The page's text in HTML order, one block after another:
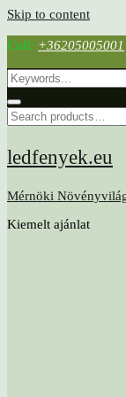
Skip to content
Call: +36205005001
ledfenyek.eu
Mérnöki
Kiemelt ajánlat